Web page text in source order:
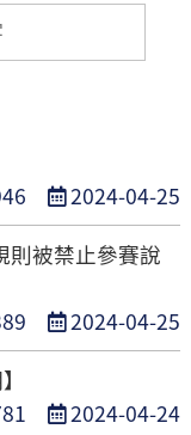
發
布
日
2024-04-25
則被禁止參賽說
發
布
期
2024-04-25
發
2024-04-24